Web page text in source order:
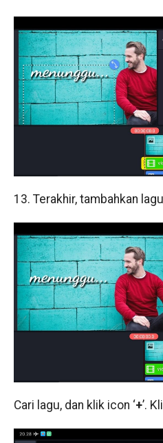
13. Terakhir, tambahkan
Cari lagu, dan klik icon ‘+’.